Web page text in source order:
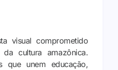
visual comprometido
cultura amazônica.
que unem educação,